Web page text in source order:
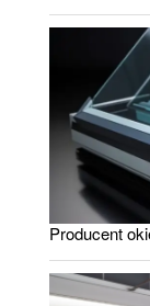
Producent